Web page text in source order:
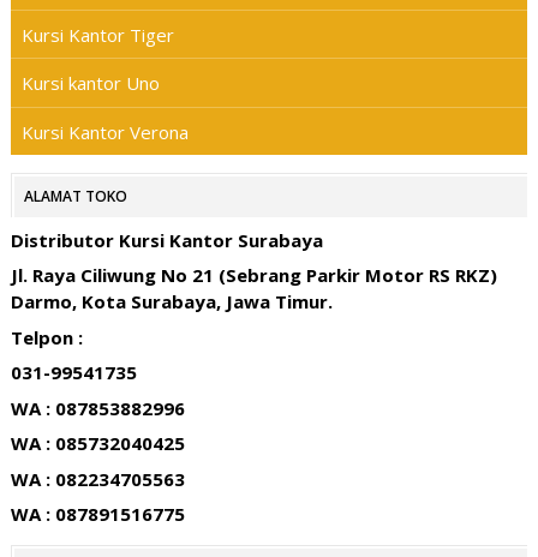
Kursi Kantor Tiger
Kursi kantor Uno
Kursi Kantor Verona
ALAMAT TOKO
Distributor Kursi Kantor Surabaya
Jl. Raya Ciliwung No 21 (Sebrang Parkir Motor RS RKZ)
Darmo, Kota Surabaya, Jawa Timur.
Telpon :
031-99541735
WA : 087853882996
WA : 085732040425
WA : 082234705563
WA : 087891516775